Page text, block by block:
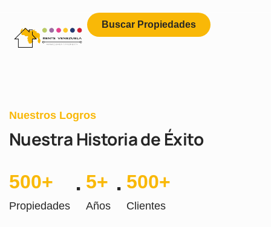
Buscar Propiedades
Nuestros Logros
Nuestra Historia de Éxito
500+
Propiedades
5+
Años
500+
Clientes